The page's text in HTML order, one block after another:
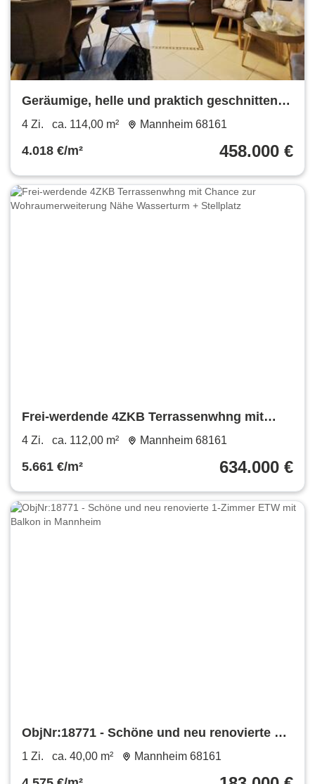
Geräumige, helle und praktich geschnitten
Wohnung
4 Zi. ca. 114,00 m² Mannheim 68161
4.018 €/m² 458.000 €
Frei-werdende 4ZKB Terrassenwhng mit
Chance zur Wohraumerweiterung Nähe
4 Zi. ca. 112,00 m² Mannheim 68161
5.661 €/m² 634.000 €
ObjNr:18771 - Schöne und neu renovierte 1-
Zimmer ETW mit Balkon in Mannheim
1 Zi. ca. 40,00 m² Mannheim 68161